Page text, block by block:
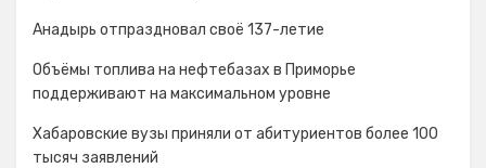
Анадырь отпраздновал своё 137-летие
Объёмы топлива на нефтебазах в Приморье
поддерживают на максимальном уровне
Хабаровские вузы приняли от абитуриентов более 100
тысяч заявлений